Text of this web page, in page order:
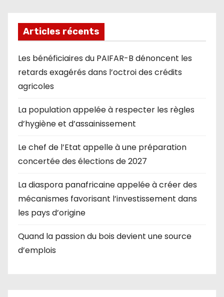
Articles récents
Les bénéficiaires du PAIFAR-B dénoncent les
retards exagérés dans l’octroi des crédits
agricoles
La population appelée à respecter les règles
d’hygiène et d’assainissement
Le chef de l’Etat appelle à une préparation
concertée des élections de 2027
La diaspora panafricaine appelée à créer des
mécanismes favorisant l’investissement dans
les pays d’origine
Quand la passion du bois devient une source
d’emplois